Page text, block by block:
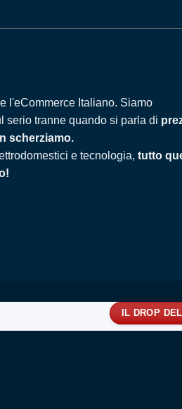
l'eCommerce Italiano. Siamo
serio tranne quando si parla di
scherziamo.
e tecnologia, tutto
IL DROP